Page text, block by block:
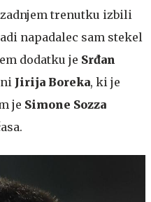
trenutku izbili
napadalec sam stekel
dodatku je Srđan
Jirija Boreka, ki je
je Simone Sozza